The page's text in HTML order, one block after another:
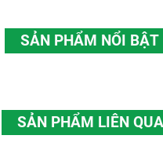
SẢN PHẨM NỔI BẬT
SẢN PHẨM LIÊN